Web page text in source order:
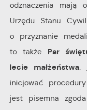
odznaczenia mają
Urzędu Stanu
o przyznanie
to także Par
lecie małżeństwa.
inicjować
jest pisemna